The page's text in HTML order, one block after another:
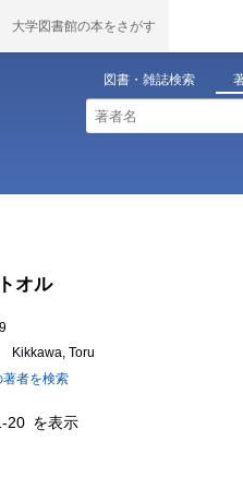
大学図書館の本をさがす
図書・雑誌検索
オル
Kikkawa, Toru
著者を検索
20 を表示